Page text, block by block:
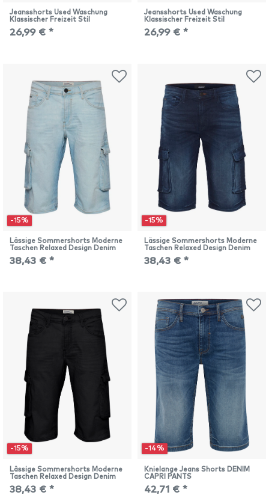
Jeansshorts Used Waschung
Klassischer Freizeit Stil
26,99 € *
Jeansshorts Used Waschung
Klassischer Freizeit Stil
26,99 € *
-15%
Lässige Sommershorts Moderne
Taschen Relaxed Design Denim
38,43 € *
-15%
Lässige Sommershorts Moderne
Taschen Relaxed Design Denim
38,43 € *
-15%
Lässige Sommershorts Moderne
Taschen Relaxed Design Denim
38,43 € *
-14%
Knielange Jeans Shorts DENIM
CAPRI PANTS
42,71 € *